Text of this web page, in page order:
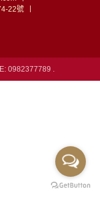
22號
0982377789 .